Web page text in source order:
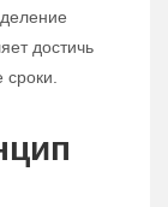
достичь